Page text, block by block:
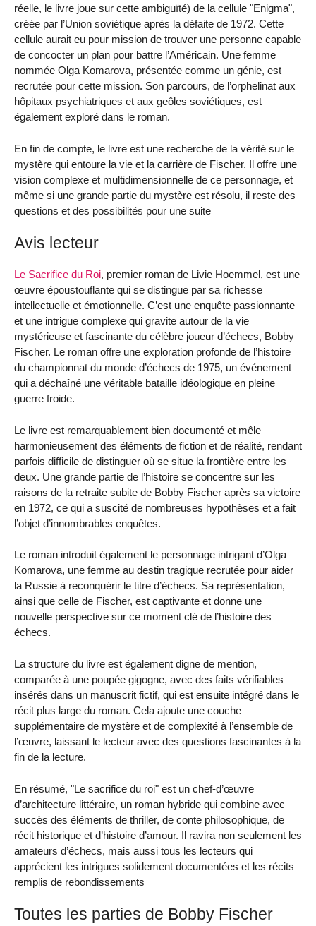
réelle, le livre joue sur cette ambiguïté) de la cellule "Enigma",
créée par l’Union soviétique après la défaite de 1972. Cette
cellule aurait eu pour mission de trouver une personne capable
de concocter un plan pour battre l’Américain. Une femme
nommée Olga Komarova, présentée comme un génie, est
recrutée pour cette mission. Son parcours, de l’orphelinat aux
hôpitaux psychiatriques et aux geôles soviétiques, est
également exploré dans le roman.
En fin de compte, le livre est une recherche de la vérité sur le
mystère qui entoure la vie et la carrière de Fischer. Il offre une
vision complexe et multidimensionnelle de ce personnage, et
même si une grande partie du mystère est résolu, il reste des
questions et des possibilités pour une suite
Avis lecteur
Le Sacrifice du Roi, premier roman de Livie Hoemmel, est une
œuvre époustouflante qui se distingue par sa richesse
intellectuelle et émotionnelle. C’est une enquête passionnante
et une intrigue complexe qui gravite autour de la vie
mystérieuse et fascinante du célèbre joueur d’échecs, Bobby
Fischer. Le roman offre une exploration profonde de l’histoire
du championnat du monde d’échecs de 1975, un événement
qui a déchaîné une véritable bataille idéologique en pleine
guerre froide.
Le livre est remarquablement bien documenté et mêle
harmonieusement des éléments de fiction et de réalité, rendant
parfois difficile de distinguer où se situe la frontière entre les
deux. Une grande partie de l’histoire se concentre sur les
raisons de la retraite subite de Bobby Fischer après sa victoire
en 1972, ce qui a suscité de nombreuses hypothèses et a fait
l’objet d’innombrables enquêtes.
Le roman introduit également le personnage intrigant d’Olga
Komarova, une femme au destin tragique recrutée pour aider
la Russie à reconquérir le titre d’échecs. Sa représentation,
ainsi que celle de Fischer, est captivante et donne une
nouvelle perspective sur ce moment clé de l’histoire des
échecs.
La structure du livre est également digne de mention,
comparée à une poupée gigogne, avec des faits vérifiables
insérés dans un manuscrit fictif, qui est ensuite intégré dans le
récit plus large du roman. Cela ajoute une couche
supplémentaire de mystère et de complexité à l’ensemble de
l’œuvre, laissant le lecteur avec des questions fascinantes à la
fin de la lecture.
En résumé, "Le sacrifice du roi" est un chef-d’œuvre
d’architecture littéraire, un roman hybride qui combine avec
succès des éléments de thriller, de conte philosophique, de
récit historique et d’histoire d’amour. Il ravira non seulement les
amateurs d’échecs, mais aussi tous les lecteurs qui
apprécient les intrigues solidement documentées et les récits
remplis de rebondissements
Toutes les parties de Bobby Fischer